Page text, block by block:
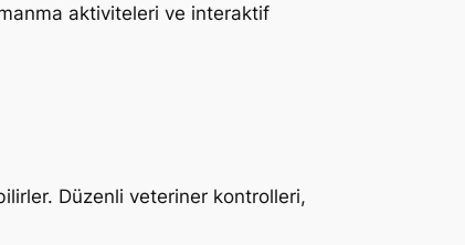
aktiviteleri ve interaktif
Düzenli veteriner kontrolleri,